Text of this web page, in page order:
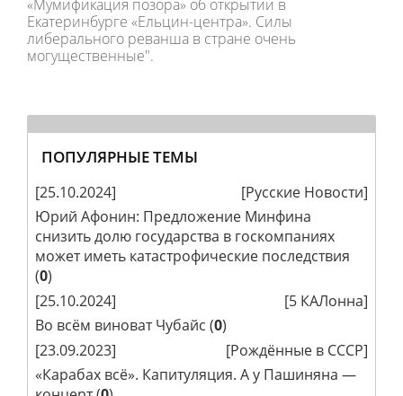
«Мумификация позора» об открытии в
Екатеринбурге «Ельцин-центра». Силы
либерального реванша в стране очень
могущественные".
ПОПУЛЯРНЫЕ ТЕМЫ
[25.10.2024] [Русские Новости]
Юрий Афонин: Предложение Минфина
снизить долю государства в госкомпаниях
может иметь катастрофические последствия
(0)
[25.10.2024]
[5 КАЛонна]
Во всём виноват Чубайс (0)
[23.09.2023]
[Рождённые в СССР]
«Карабах всё». Капитуляция. А у Пашиняна —